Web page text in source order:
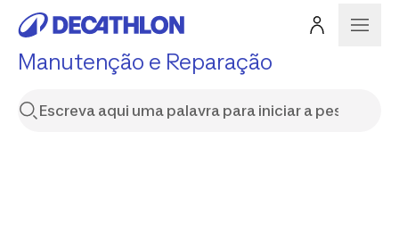
Manutenção e Reparação